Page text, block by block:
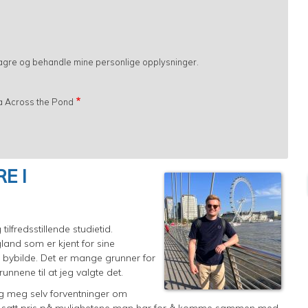
og behandle mine personlige opplysninger.
Across the Pond
I
studietid.
som er kjent for sine
Det er mange grunner for
til at jeg valgte det.
meg selv forventninger om